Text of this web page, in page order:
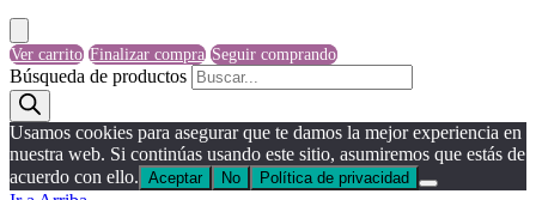
Ver carrito Finalizar compra Seguir comprando
Búsqueda de productos
Usamos cookies para asegurar que te damos la mejor experiencia en
nuestra web. Si continúas usando este sitio, asumiremos que estás de
acuerdo con ello. Aceptar No Política de privacidad